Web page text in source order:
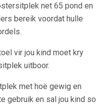
net 65 pond en
bereik voordat hulle
vir jou kind moet kry
uitboor.
met hoë gewig en
gebruik en sal jou kind so